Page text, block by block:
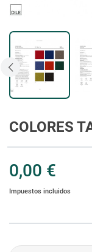
COLORES
0,00 €
Impuestos incluidos